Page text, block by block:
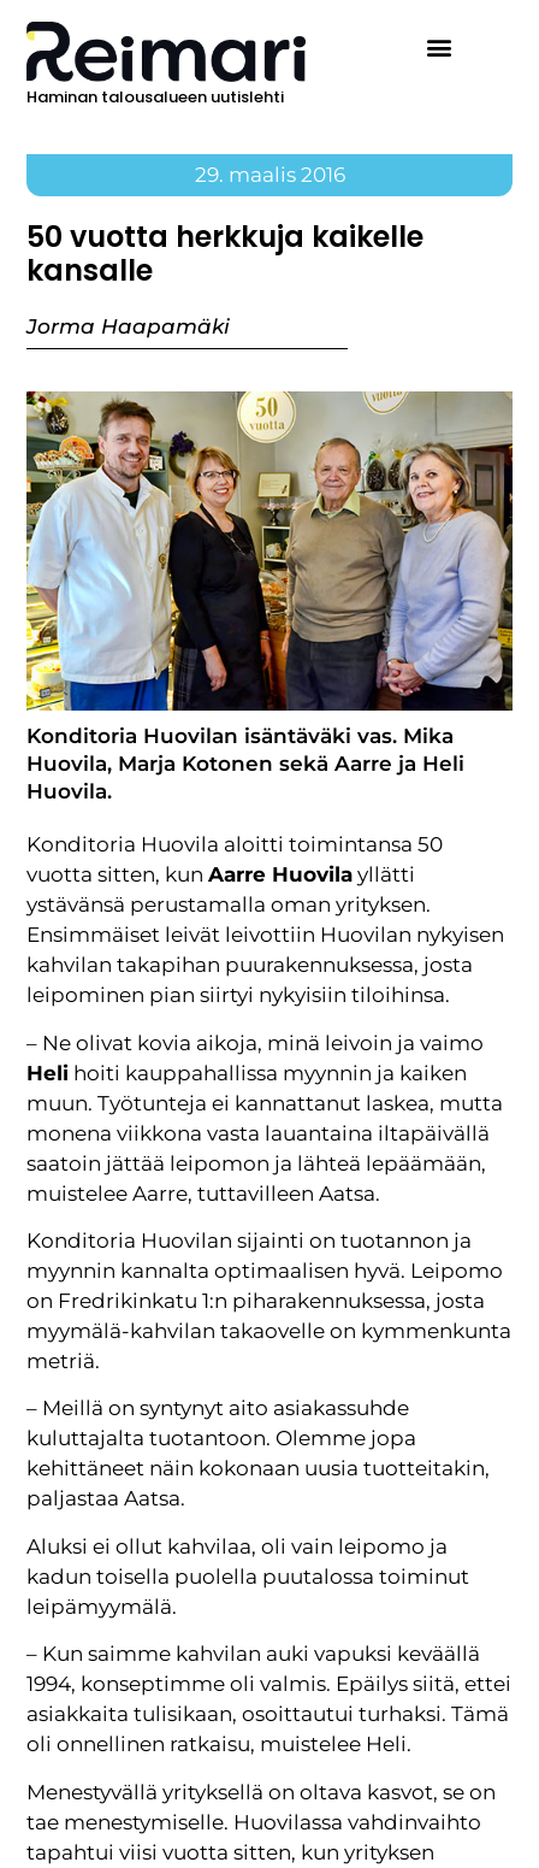
Haminan talousalueen uutislehti
29. maalis 2016
50 vuotta herkkuja kaikelle
kansalle
Jorma Haapamäki
Konditoria Huovilan isäntäväki vas. Mika
Huovila, Marja Kotonen sekä Aarre ja Heli
Huovila.
Konditoria Huovila aloitti toimintansa 50
vuotta sitten, kunAarre Huovila yllätti
ystävänsä perustamalla oman yrityksen.
Ensimmäiset leivät leivottiin Huovilan nykyisen
kahvilan takapihan puurakennuksessa, josta
leipominen pian siirtyi nykyisiin tiloihinsa.
– Ne olivat kovia aikoja, minä leivoin ja vaimo
Heli hoiti kauppahallissa myynnin ja kaiken
muun. Työtunteja ei kannattanut laskea, mutta
monena viikkona vasta lauantaina iltapäivällä
saatoin jättää leipomon ja lähteä lepäämään,
muistelee Aarre, tuttavilleen Aatsa.
Konditoria Huovilan sijainti on tuotannon ja
myynnin kannalta optimaalisen hyvä. Leipomo
on Fredrikinkatu 1:n piharakennuksessa, josta
myymälä-kahvilan takaovelle on kymmenkunta
metriä.
– Meillä on syntynyt aito asiakassuhde
kuluttajalta tuotantoon. Olemme jopa
kehittäneet näin kokonaan uusia tuotteitakin,
paljastaa Aatsa.
Aluksi ei ollut kahvilaa, oli vain leipomo ja
kadun toisella puolella puutalossa toiminut
leipämyymälä.
– Kun saimme kahvilan auki vapuksi keväällä
1994, konseptimme oli valmis. Epäilys siitä, ettei
asiakkaita tulisikaan, osoittautui turhaksi. Tämä
oli onnellinen ratkaisu, muistelee Heli.
Menestyvällä yrityksellä on oltava kasvot, se on
tae menestymiselle. Huovilassa vahdinvaihto
tapahtui viisi vuotta sitten, kun yrityksen